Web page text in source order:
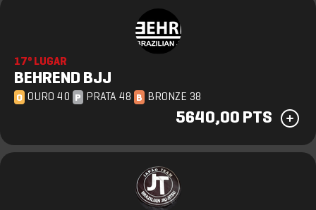
17º LUGAR
BEHREND BJJ
O OURO 40 P PRATA 48 B BRONZE 38
5640,00 PTS